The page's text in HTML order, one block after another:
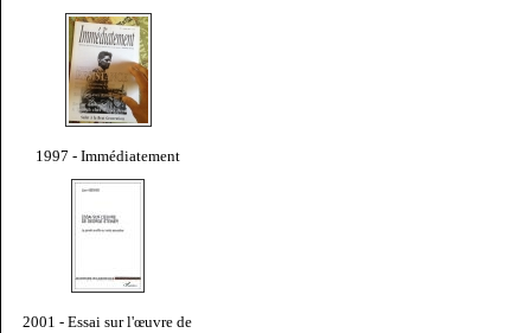
1997 - Immédiatement
2001 - Essai sur l'œuvre de